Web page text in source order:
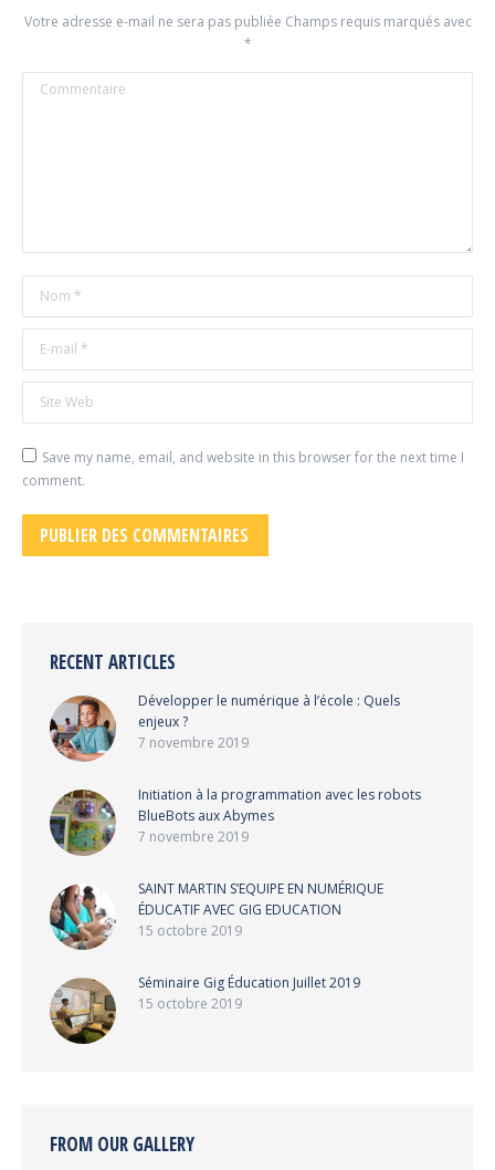
Votre adresse e-mail ne sera pas publiée Champs requis marqués avec
*
Commentaire
Nom *
E-mail *
Site Web
Save my name, email, and website in this browser for the next time I
comment.
PUBLIER DES COMMENTAIRES
RECENT ARTICLES
Développer le numérique à l’école : Quels
enjeux ?
7 novembre 2019
Initiation à la programmation avec les robots
BlueBots aux Abymes
7 novembre 2019
SAINT MARTIN S’EQUIPE EN NUMÉRIQUE
ÉDUCATIF AVEC GIG EDUCATION
15 octobre 2019
Séminaire Gig Éducation Juillet 2019
15 octobre 2019
FROM OUR GALLERY